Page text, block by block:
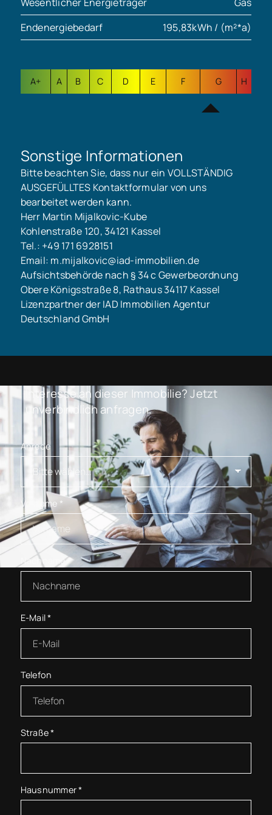
Endenergiebedarf
195,83kWh / (m²*a)
A+ A B C D E F G H
Sonstige Informationen
Bitte beachten Sie, dass nur ein VOLLSTÄNDIG
AUSGEFÜLLTES Kontaktformular von uns
bearbeitet werden kann.
Herr Martin Mijalkovic-Kube
Kohlenstraße 120, 34121 Kassel
Tel.: +49 171 6928151
Email: m.mijalkovic@iad-immobilien.de
Aufsichtsbehörde nach § 34 c Gewerbeordnung
Obere Königsstraße 8, Rathaus 34117 Kassel
Lizenzpartner der IAD Immobilien Agentur
Deutschland GmbH
Interesse an dieser Immobilie? Jetzt
unverbindlich anfragen.
Anrede
Vorname *
Nachname*
E-Mail*
Telefon
Straße*
Hausnummer*